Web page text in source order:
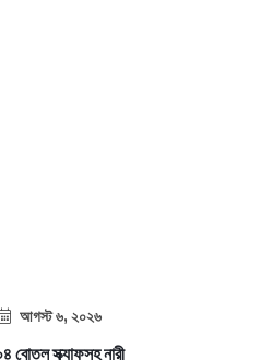
আগস্ট ৬, ২০২৬
বোতল স্ক্যাফসহ নারী